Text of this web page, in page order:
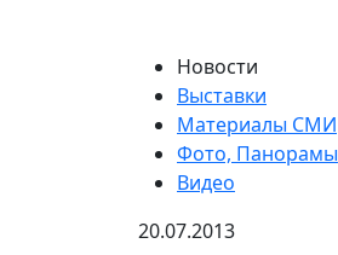
Новости
Выставки
Материалы СМИ
Фото, Панорамы
Видео
20.07.2013